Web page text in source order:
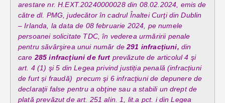
arestare nr. H.EXT.20240000028 din 08.02.2024, emis de
către dl. PMG, judecător în cadrul Înaltei Curţi din Dublin
– Irlanda, la data de 08 februarie 2024, pe numele
persoanei solicitate TDC, în vederea urmăririi penale
pentru săvârşirea unui număr de291 infracţiuni, din
care285 infracţiuni de furt prevăzute de articolul 4 şi
art. 4 (1) şi 5 din Legea privind justiția penală (infracțiuni
de furt și fraudă) precum şi 6 infracţiuni de depunere de
declaraţii false pentru a obţine sau a stabili un drept de
plată prevăzut de art. 251 alin. 1, lit.a pct. i din Legea